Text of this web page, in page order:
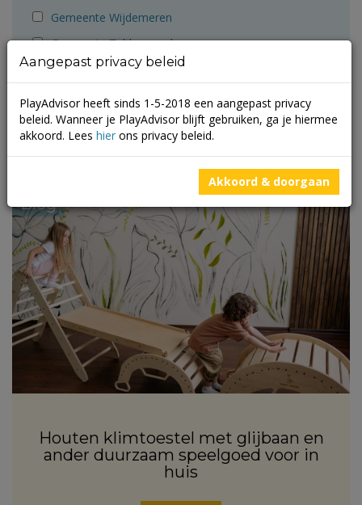
Gemeente Wijdemeren
Gemeente Zaltbommel
Krajicek Foundation
Monkey Town
Playadvisor
Blog
Houten klimtoestel met glijbaan en
ander duurzaam speelgoed voor in
huis
Aangepast privacy beleid
PlayAdvisor heeft sinds 1-5-2018 een aangepast privacy
beleid. Wanneer je PlayAdvisor blijft gebruiken, ga je hiermee
akkoord. Lees hier ons privacy beleid.
Akkoord & doorgaan